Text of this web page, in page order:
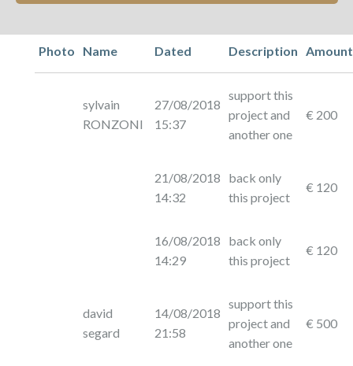
Photo Name Dated Description Amount
sylvain
RONZONI
27/08/2018
15:37
support this
project and
another one
€ 200
21/08/2018
14:32
back only
this project
€ 120
16/08/2018
14:29
back only
this project
€ 120
david
segard
14/08/2018
21:58
support this
project and
another one
€ 500